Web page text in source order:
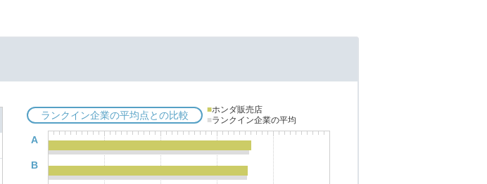
ランクイン企業の平均点との比較 ■ホンダ販売店
■ランクイン企業の平均
A
B